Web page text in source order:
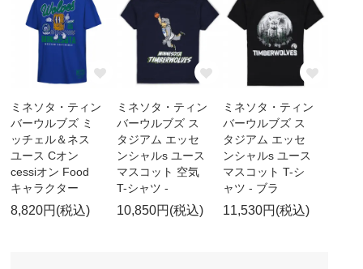
ミネソタ・ティン
バーウルブズ ミ
ッチェル＆ネス
ユース Cオン
cessiオン Food
キャラクター
8,820円(税込)
ミネソタ・ティン
バーウルブズ ス
タジアム エッセ
ンシャルs ユース
マスコット 空気
T-シャツ -
10,850円(税込)
ミネソタ・ティン
バーウルブズ ス
タジアム エッセ
ンシャルs ユース
マスコット T-シ
ャツ - ブラ
11,530円(税込)